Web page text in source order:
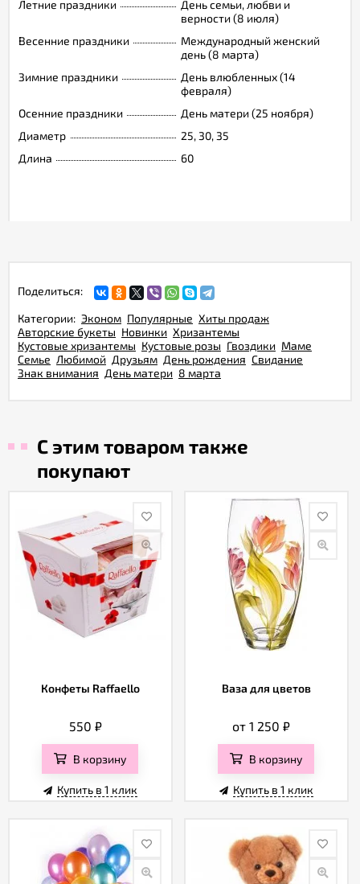
Летние праздники
День семьи, любви и
верности (8 июля)
Весенние праздники
Международный женский
день (8 марта)
Зимние праздники
День влюбленных (14
февраля)
Осенние праздники
День матери (25 ноября)
Диаметр
25, 30, 35
Длина
60
Поделиться:
Категории: Эконом Популярные Хиты продаж
Авторские букеты Новинки Хризантемы
Кустовые хризантемы Кустовые розы Гвоздики Маме
Семье Любимой Друзьям День рождения Свидание
Знак внимания День матери 8 марта
С этим товаром также
покупают
Конфеты Raffaello
550 ₽
В корзину
Купить в 1 клик
Ваза для цветов
от 1 250₽
В корзину
Купить в 1 клик